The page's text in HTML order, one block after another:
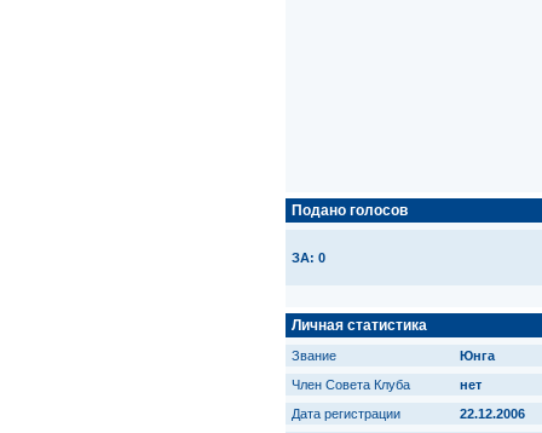
Подано голосов
ЗА: 0
Личная статистика
Звание
Юнга
Член Совета Клуба
нет
Дата регистрации
22.12.2006